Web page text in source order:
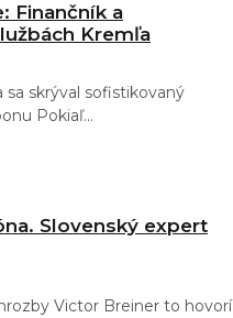
Finančník a
Kremľa
sa skrýval sofistikovaný
obchodník rozvratu Pohľad za oponu Pokiaľ...
Slovenský expert
Victor Breiner to